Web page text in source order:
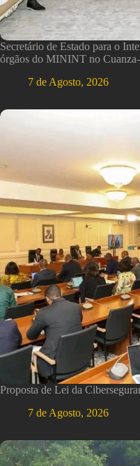
Secretário de Estado para o
órgãos do MININT no
7 de Agosto, 2026
Proposta de Lei da
7 de Agosto, 2026